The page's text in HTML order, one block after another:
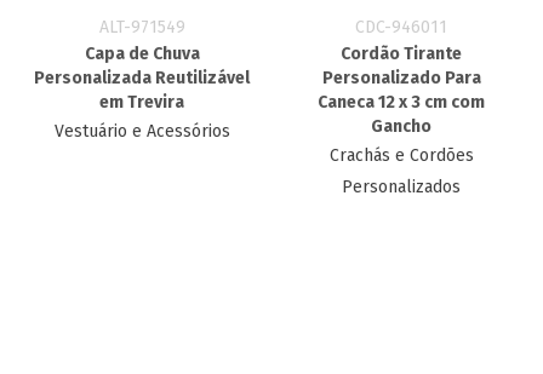
ALT-971549
Capa de Chuva
Personalizada Reutilizável
em Trevira
Vestuário e Acessórios
CDC-946011
Cordão Tirante
Personalizado Para
Caneca 12 x 3 cm com
Gancho
Crachás e Cordões
Personalizados